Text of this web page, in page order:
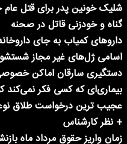
شلیک خونین پدر برای قتل
گناه و خودزنی قاتل در صحنه
داروهای کمیاب به جای
اسامی ژل‌های غیر مجاز
دستگیری سارقان اماکن
بیماری‌ای که کسی فکر نمی‌کند
عجیب ترین درخواست طلاق
+ نظر کارشناس
زمان واریز حقوق مرداد ماه